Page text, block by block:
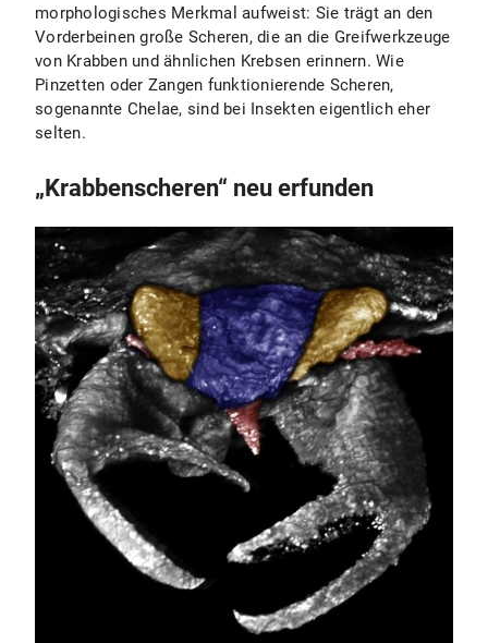
morphologisches Merkmal aufweist: Sie trägt an den
Vorderbeinen große Scheren, die an die Greifwerkzeuge
von Krabben und ähnlichen Krebsen erinnern. Wie
Pinzetten oder Zangen funktionierende Scheren,
sogenannte Chelae, sind bei Insekten eigentlich eher
selten.
„Krabbenscheren“ neu erfunden